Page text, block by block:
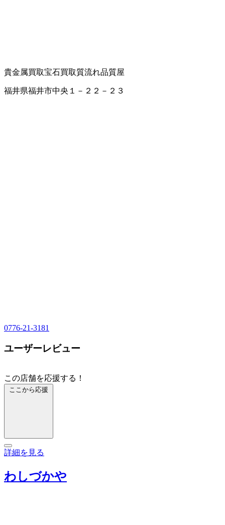
貴金属買取宝石買取質流れ品質屋
福井県福井市中央１－２２－２３
0776-21-3181
ユーザーレビュー
この店舗を応援する！
ここから応援
詳細を見る
わしづかや